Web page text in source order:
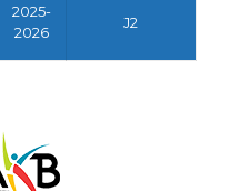
2025-
2026
J2